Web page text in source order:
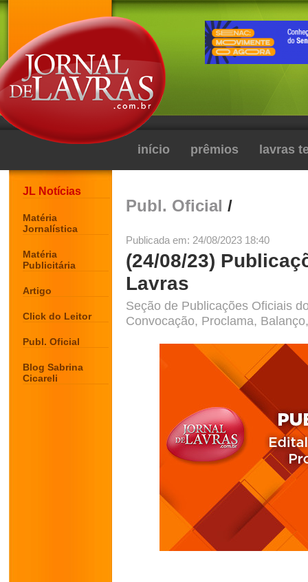
início prêmios lavras
JL Notícias
Matéria
Jornalística
Matéria
Publicitária
Artigo
Click do Leitor
Publ. Oficial
Blog Sabrina
Cicareli
Publ. Oficial /
Publicada em: 24/08/2023 18:40
(24/08/23)
Lavras
Seção de Publicações Oficiais
Convocação, Proclama,